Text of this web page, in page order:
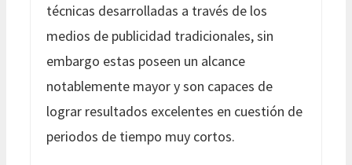
técnicas desarrolladas a través de los
medios de publicidad tradicionales, sin
embargo estas poseen un alcance
notablemente mayor y son capaces de
lograr resultados excelentes en cuestión de
periodos de tiempo muy cortos.